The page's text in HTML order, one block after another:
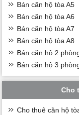
Bán căn hộ tòa A5
Bán căn hộ tòa A6
Bán căn hộ tòa A7
Bán căn hộ tòa A8
Bán căn hộ 2
Bán căn hộ 3
Cho
Cho thuê căn hộ